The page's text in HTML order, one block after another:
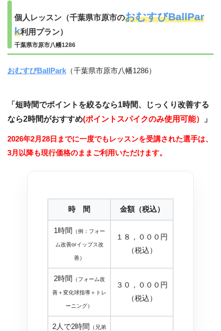
個人レッスン（千葉県市原市のおむすびBallPar
k利用プラン）
千葉県市原市八幡1286
おむすびBallPark （千葉県市原市八幡1286）
「 短時間でポイントを絞るなら1時間、じっくり改善する
なら2時間がおすすめ(ポイントスパイクのみ使用可能） 」
2026年2月28日までに一度でもレッスンを受講された選手は、
3月以降も現行価格のままご利用いただけます。
時 間 金額（税込）
1時間 （例：フォー
ム改善orイップス改
善）
１８，０００円
（税込）
2時間 （フォーム改
善＋変化球指導＋トレ
ーニング）
３０，０００円
（税込）
2人で2時間 （兄弟